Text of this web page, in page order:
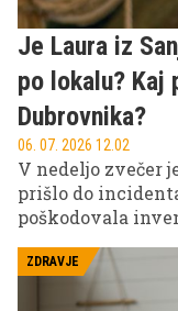
Je Laura iz
po lokalu? Kaj
Dubrovnika?
06. 07. 2026 12.02
V nedeljo zvečer
prišlo do
poškodovala
med gosti.
ZDRAVJE